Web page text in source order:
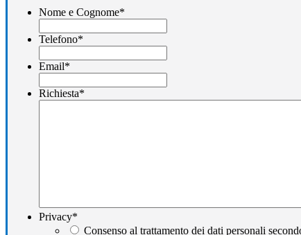
Nome e Cognome*
Telefono*
Email*
Richiesta*
Privacy*
Consenso al trattamento dei dati personali